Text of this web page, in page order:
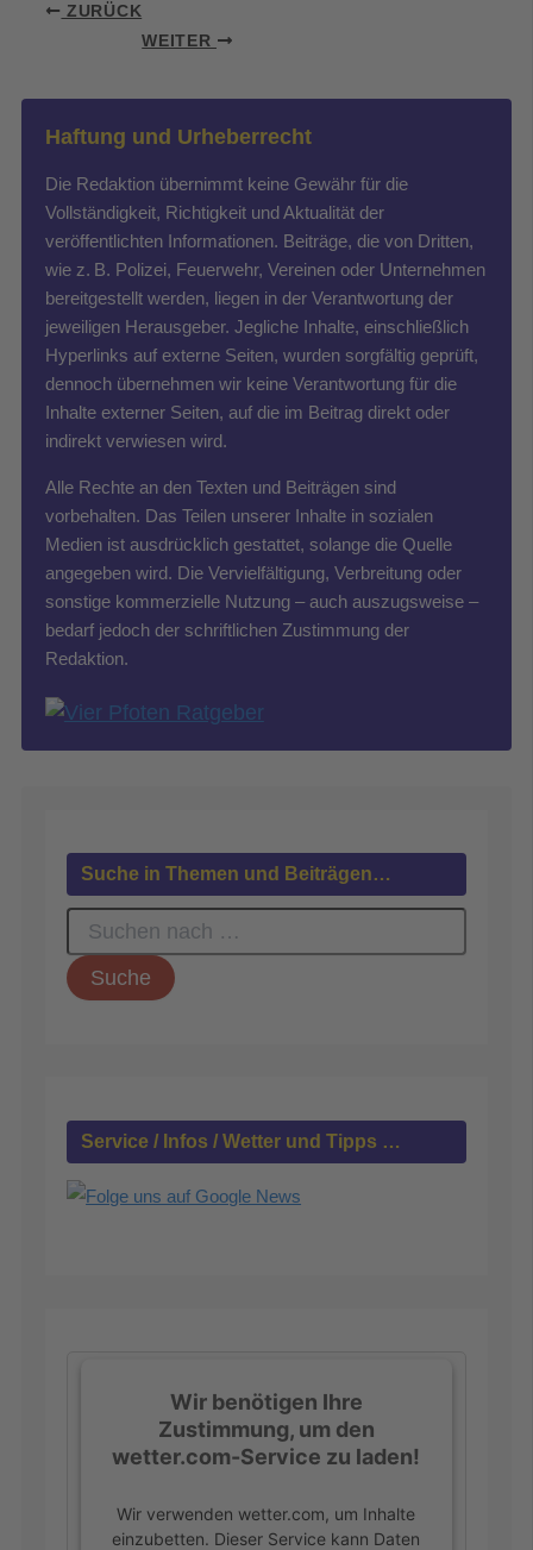
ZURÜCK
WEITER
Haftung und Urheberrecht
Die Redaktion übernimmt keine Gewähr für die
Vollständigkeit, Richtigkeit und Aktualität der
veröffentlichten Informationen. Beiträge, die von Dritten,
wie z. B. Polizei, Feuerwehr, Vereinen oder Unternehmen
bereitgestellt werden, liegen in der Verantwortung der
jeweiligen Herausgeber. Jegliche Inhalte, einschließlich
Hyperlinks auf externe Seiten, wurden sorgfältig geprüft,
dennoch übernehmen wir keine Verantwortung für die
Inhalte externer Seiten, auf die im Beitrag direkt oder
indirekt verwiesen wird.
Alle Rechte an den Texten und Beiträgen sind
vorbehalten. Das Teilen unserer Inhalte in sozialen
Medien ist ausdrücklich gestattet, solange die Quelle
angegeben wird. Die Vervielfältigung, Verbreitung oder
sonstige kommerzielle Nutzung – auch auszugsweise –
bedarf jedoch der schriftlichen Zustimmung der
Redaktion.
Suche in Themen und Beiträgen…
c
h
:
Service / Infos / Wetter und Tipps …
Wir benötigen Ihre
Zustimmung, um den
wetter.com-Service zu laden!
Wir verwenden wetter.com, um Inhalte
einzubetten. Dieser Service kann Daten